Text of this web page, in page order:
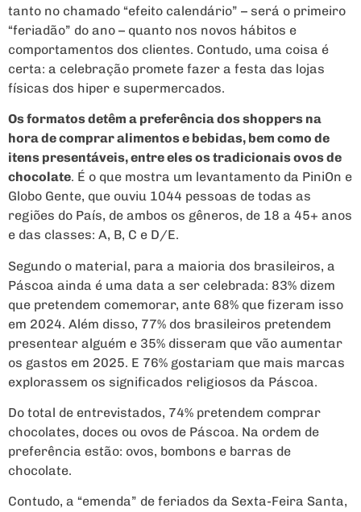
tanto no chamado “efeito calendário” – será o primeiro
“feriadão” do ano – quanto nos novos hábitos e
comportamentos dos clientes. Contudo, uma coisa é
certa: a celebração promete fazer a festa das lojas
físicas dos hiper e supermercados.
Os formatos detêm a preferência dos shoppers na
hora de comprar alimentos e bebidas, bem como de
itens presentáveis, entre eles os tradicionais ovos de
chocolate. É o que mostra um levantamento da PiniOn e
Globo Gente, que ouviu 1044 pessoas de todas as
regiões do País, de ambos os gêneros, de 18 a 45+ anos
e das classes: A, B, C e D/E.
Segundo o material, para a maioria dos brasileiros, a
Páscoa ainda é uma data a ser celebrada: 83% dizem
que pretendem comemorar, ante 68% que fizeram isso
em 2024. Além disso, 77% dos brasileiros pretendem
presentear alguém e 35% disseram que vão aumentar
os gastos em 2025. E 76% gostariam que mais marcas
explorassem os significados religiosos da Páscoa.
Do total de entrevistados, 74% pretendem comprar
chocolates, doces ou ovos de Páscoa. Na ordem de
preferência estão: ovos, bombons e barras de
chocolate.
Contudo, a “emenda” de feriados da Sexta-Feira Santa,